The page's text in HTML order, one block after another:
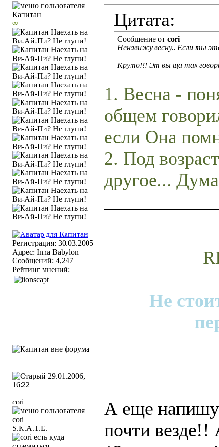
∞
Регистрация: 30.03.2005
Адрес: Inna Babylon
Сообщений: 4,247
Рейтинг мнений:
Цитата:
Сообщение от cori
Ненавижу весну.. Если ты
Круто!!! Эт вы ща так
1. Весна -
общем
если Она
2. Под
другое...
Не
29.01.2006,
16:22
cori
S.K.A.T.E.
А еще
почти везде!!